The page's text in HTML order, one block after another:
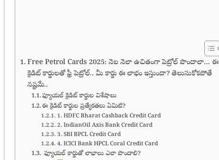
Free Petrol Cards 2025: నెల నెలా ఉచితంగా పెట్రోల్ పొందాలా… ఈ
క్రెడిట్ కార్డులతో ఫ్రీ పెట్రోల్.. మీ కార్డు ఈ లాభం ఇస్తుందా? తెలుసుకోకపోతే
నష్టమే..
ఫ్యూయల్ క్రెడిట్ కార్డుల విశేషాలు
ఈ క్రెడిట్ కార్డుల ప్రత్యేకతలు ఏమిటి?
1. HDFC Bharat Cashback Credit Card
2. IndianOil Axis Bank Credit Card
3. SBI BPCL Credit Card
4. ICICI Bank HPCL Coral Credit Card
ఫ్యూయల్ కార్డుతో లాభాలు ఎలా పొందాలి?